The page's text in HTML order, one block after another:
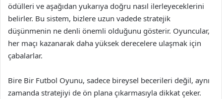
ödülleri ve aşağıdan yukarıya doğru nasıl ilerleyeceklerini
belirler. Bu sistem, bizlere uzun vadede stratejik
düşünmenin ne denli önemli olduğunu gösterir. Oyuncular,
her maçı kazanarak daha yüksek derecelere ulaşmak için
çabalarlar.
Bire Bir Futbol Oyunu, sadece bireysel becerileri değil, aynı
zamanda stratejiyi de ön plana çıkarmasıyla dikkat çeker.